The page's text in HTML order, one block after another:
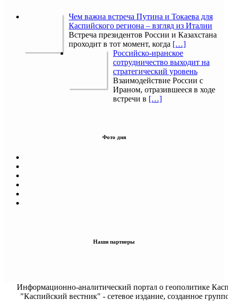
Чем важна встреча Путина и Токаева для
Каспийского региона – взгляд из Италии
Встреча президентов России и Казахстана
проходит в тот момент, когда […]
Российско-иранское
сотрудничество выходит на
стратегический уровень
Взаимодействие России с
Ираном, отразившееся в ходе
встречи в […]
Фото дня
Наши партнеры
Информационно-аналитический портал о геополитике
"Каспийский вестник" - сетевое издание, созданное